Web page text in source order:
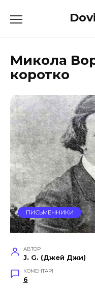
до
Микола
коротко
ПИСЬМЕННИКИ
АВТОР
J. G. (Джей Джи)
КОМЕНТАРІ
6